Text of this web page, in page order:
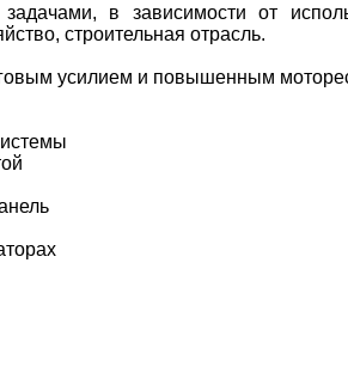
в зависимости от
строительная отрасль.
усилием и повышенным